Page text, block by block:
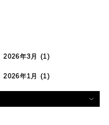
2026年3月 (1)
2026年1月 (1)